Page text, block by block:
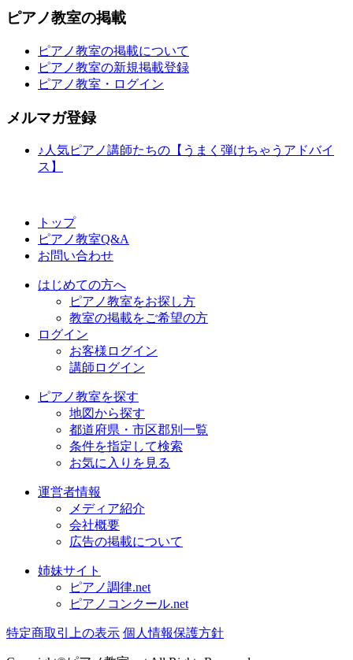
ピアノ教室の掲載
ピアノ教室の掲載について
ピアノ教室の新規掲載登録
ピアノ教室・ログイン
メルマガ登録
♪人気ピアノ講師たちの【うまく弾けちゃうアドバイ
ス】
トップ
ピアノ教室Q&A
お問い合わせ
はじめての方へ
ピアノ教室をお探し方
教室の掲載をご希望の方
ログイン
お客様ログイン
講師ログイン
ピアノ教室を探す
地図から探す
都道府県・市区郡別一覧
条件を指定して検索
お気に入りを見る
運営者情報
メディア紹介
会社概要
広告の掲載について
姉妹サイト
ピアノ調律.net
ピアノコンクール.net
特定商取引上の表示 個人情報保護方針